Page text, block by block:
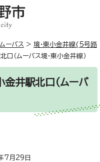
ムーバス > 境・東小金井線(5号路
（ムーバス境・東小金井線）
井駅北口（ムーバ
7月29日